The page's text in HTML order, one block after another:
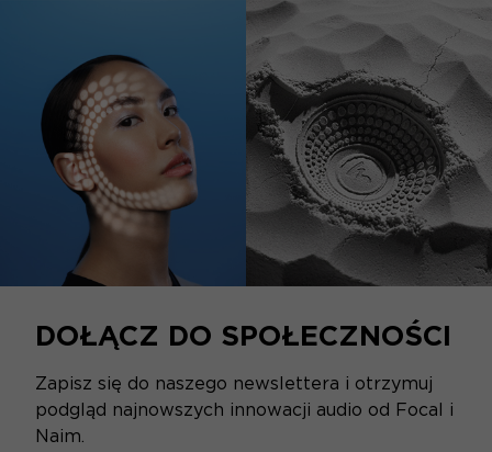
DOŁĄCZ DO SPOŁECZNOŚCI
Zapisz się do naszego newslettera i otrzymuj
podgląd najnowszych innowacji audio od Focal i
Naim.